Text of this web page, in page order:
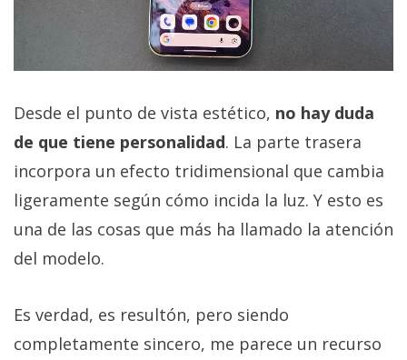
Desde el punto de vista estético, no hay duda
de que tiene personalidad. La parte trasera
incorpora un efecto tridimensional que cambia
ligeramente según cómo incida la luz. Y esto es
una de las cosas que más ha llamado la atención
del modelo.
Es verdad, es resultón, pero siendo
completamente sincero, me parece un recurso